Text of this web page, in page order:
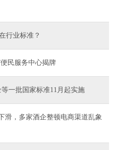
行业标准？
民服务中心揭牌
一批国家标准11月起实施
滑，多家酒企整顿电商渠道乱象